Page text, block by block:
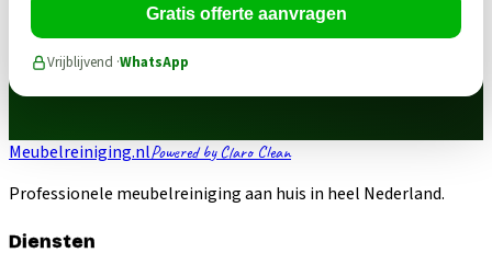
Gratis offerte aanvragen
Vrijblijvend ·WhatsApp
Meubelreiniging.nlPowered by Claro Clean
Professionele meubelreiniging aan huis in heel Nederland.
Diensten